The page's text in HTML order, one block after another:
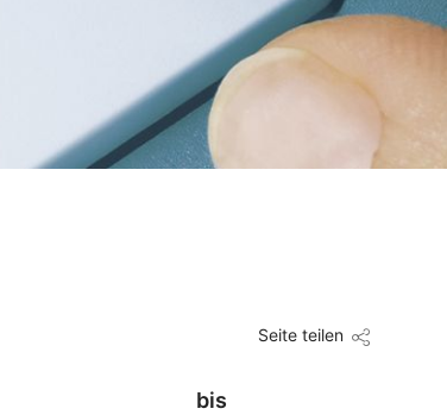
Seite teilen
bis